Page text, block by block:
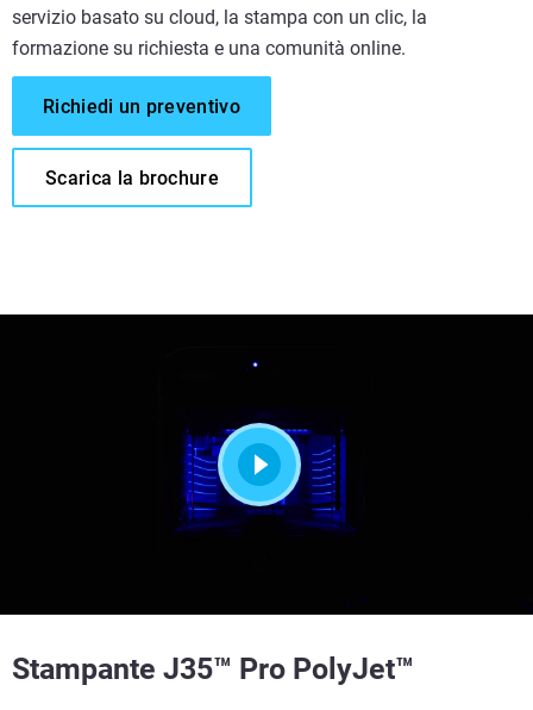
servizio basato su cloud, la stampa con un clic, la
formazione su richiesta e una comunità online.
Richiedi un preventivo
Scarica la brochure
Stampante J35™ Pro PolyJet™